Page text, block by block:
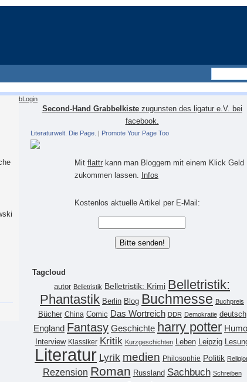
bLogin
Second-Hand Grabbelkistezugunsten des ligatur e.V. bei
facebook.
Literaturwelt. Die Page. | Promote Your Page Too
Mit flattr kann man Bloggern mit einem Klick Geld
zukommen lassen.
Infos
Kostenlos aktuelle Artikel per E-Mail:
Tagcloud
autor Belletristik Belletristik: Krimi Belletristik:
Phantastik Berlin Blog Buchmesse Buchpreis
Bücher China Comic Das Wortreich DDR Demokratie deutsch
England Fantasy Geschichte harry potter
Interview Klassiker Kritik Kurzgeschichten Leben Leipzig
Literatur Lyrik medien Philosophie Politik
Rezension Roman Russland Sachbuch Schreiben